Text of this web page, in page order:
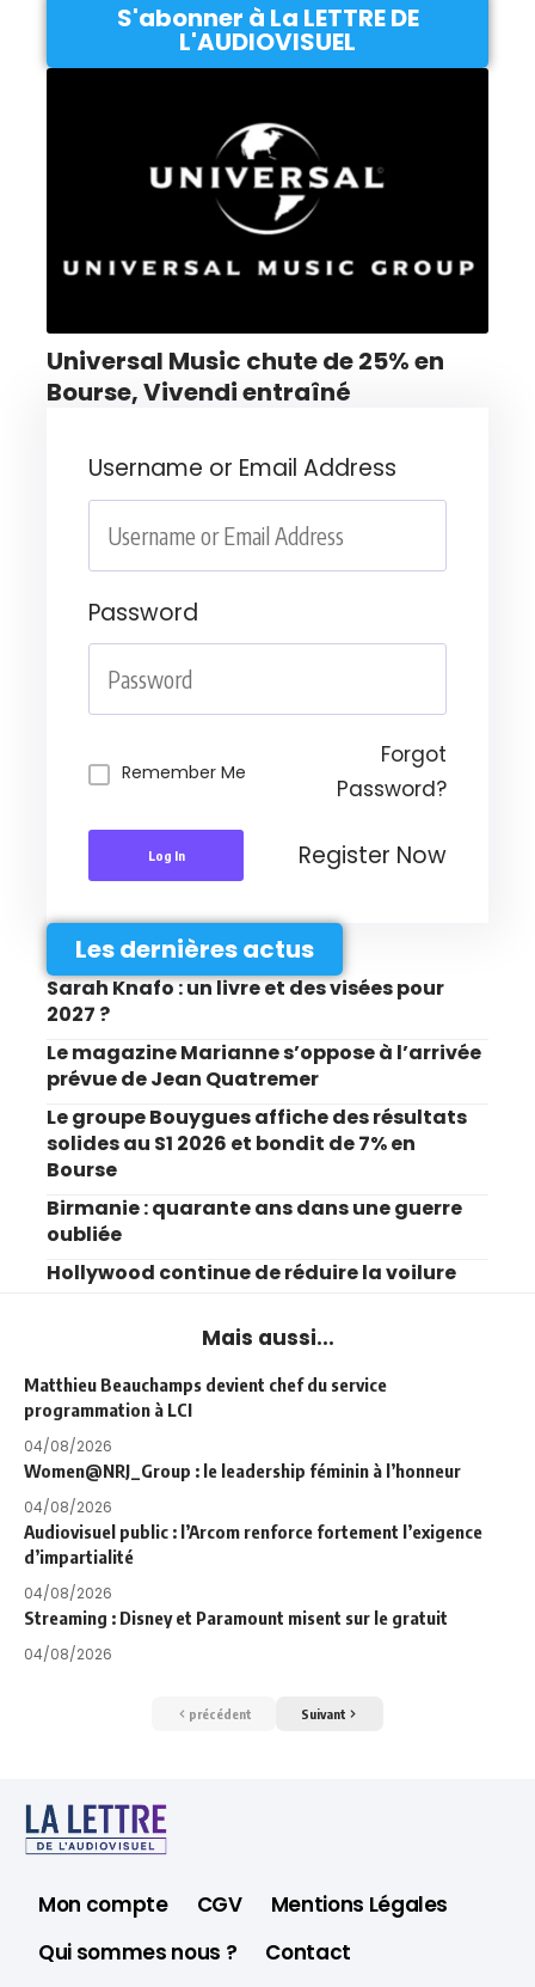
S'abonner à La LETTRE DE
L'AUDIOVISUEL
Universal Music chute de 25% en
Bourse, Vivendi entraîné
Username or Email Address
Password
Remember Me
Forgot
Password?
Log In Register Now
Les dernières actus
Sarah Knafo : un livre et des visées pour
2027 ?
Le magazine Marianne s’oppose à l’arrivée
prévue de Jean Quatremer
Le groupe Bouygues affiche des résultats
solides au S1 2026 et bondit de 7% en
Bourse
Birmanie : quarante ans dans une guerre
oubliée
Hollywood continue de réduire la voilure
Mais aussi...
Matthieu Beauchamps devient chef du service
programmation à LCI
04/08/2026
Women@NRJ_Group : le leadership féminin à l’honneur
04/08/2026
Audiovisuel public : l’Arcom renforce fortement l’exigence
d’impartialité
04/08/2026
Streaming : Disney et Paramount misent sur le gratuit
04/08/2026
précédent Suivant
Mon compte CGV
Mentions Légales
Qui sommes nous ?
Contact